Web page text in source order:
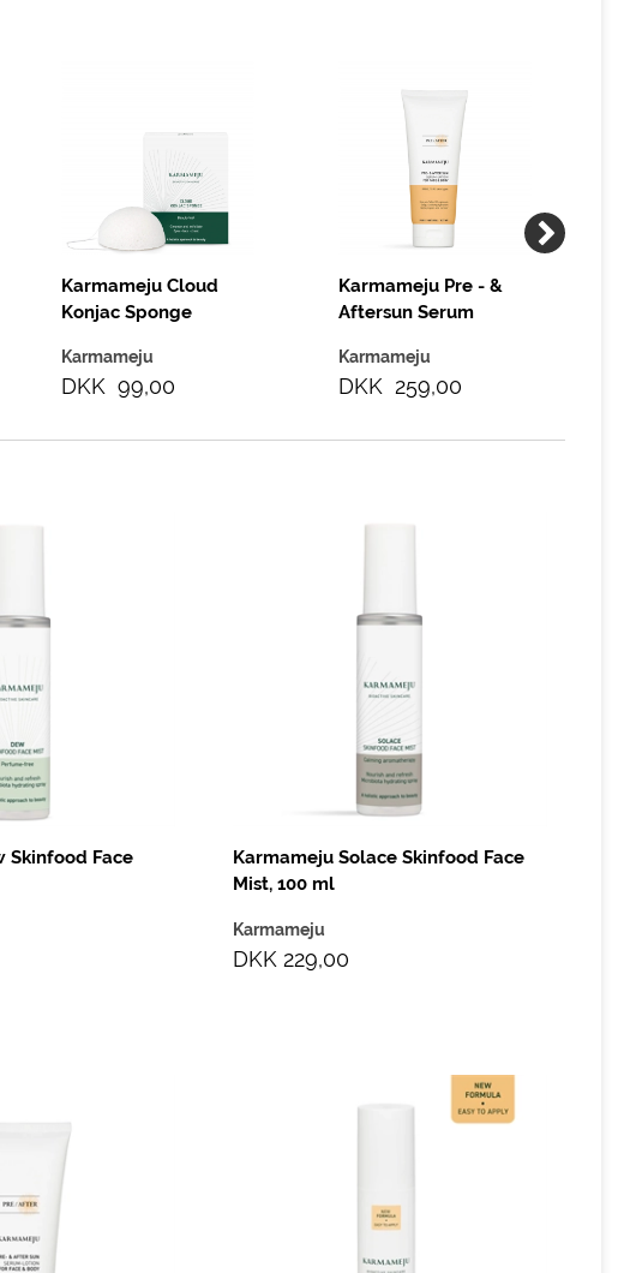
Karmameju Cloud
Konjac Sponge
Karmameju
DKK 99,00
Karmameju Pre - &
Aftersun Serum
Karmameju
DKK 259,00
Skinfood Face
Karmameju Solace Skinfood Face
Mist, 100 ml
Karmameju
DKK 229,00